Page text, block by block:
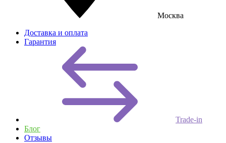
Москва
Доставка и оплата
Гарантия
Trade-in
Блог
Отзывы